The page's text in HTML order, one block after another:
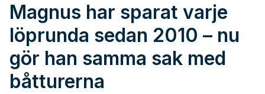
Magnus har sparat varje
löprunda sedan 2010 – nu
gör han samma sak med
båtturerna